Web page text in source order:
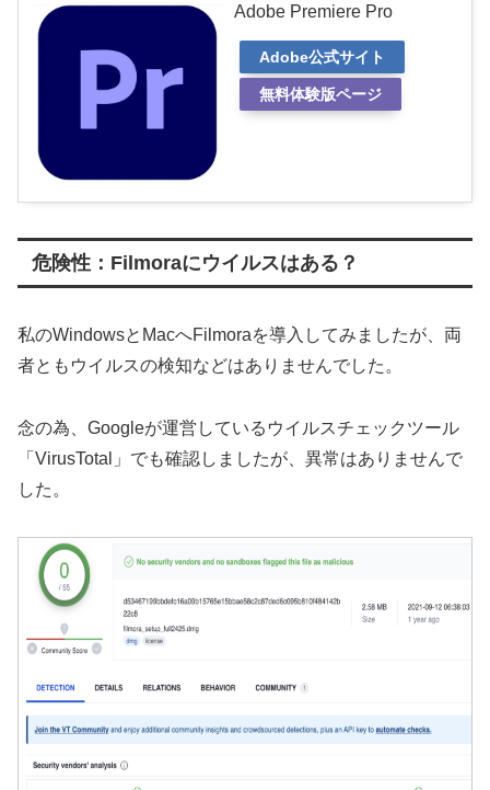
Adobe Premiere Pro
Adobe公式サイト
無料体験版ページ
危険性：Filmoraにウイルスはある？
私のWindowsとMacへFilmoraを導入してみましたが、両
者ともウイルスの検知などはありませんでした。
念の為、Googleが運営しているウイルスチェックツール
「VirusTotal」でも確認しましたが、異常はありませんで
した。